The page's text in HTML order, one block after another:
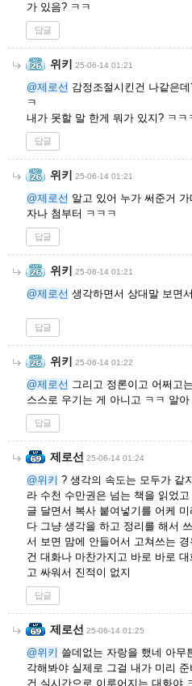
가 있음? ㅋㅋ
답글
위키 25-06-14 01:21
@제로선 감정조절시킨건 나같은
ㅋ
내가 못할 말 한게 뭐가 있지? ㅋ
답글
위키 25-06-14 01:21
@제로선 알고 있어 누가 써준거
자나 첨부터 ㅋㅋㅋ
답글
위키 25-06-14 01:21
@제로선 생각하면서 상대말 보면
답글
위키 25-06-14 01:22
@제로선 그리고 정론이고 어쩌고
스스로 우기는 게 아니고 ㅋㅋ 알아
답글
제로선 25-06-14 01:24
@위키 ? 생각의 속도는 모두가 같
라 수천 수만권은 넘는 책을 읽었
글 달면서 복사 붙여넣기를 어케
다 그냥 생각을 하고 정리를 해서
서 보면 맘에 안들어서 고쳐쓰는
건 대화나 마찬가지고 바로 바로
고 싸워서 진적이 없지
답글
제로선 25-06-14 01:25
@위키 쓸데없는 자랑을 했네 아무
각해봐야 실제로 그걸 내가 미리
건 실시간으로 이루어지는 대화야